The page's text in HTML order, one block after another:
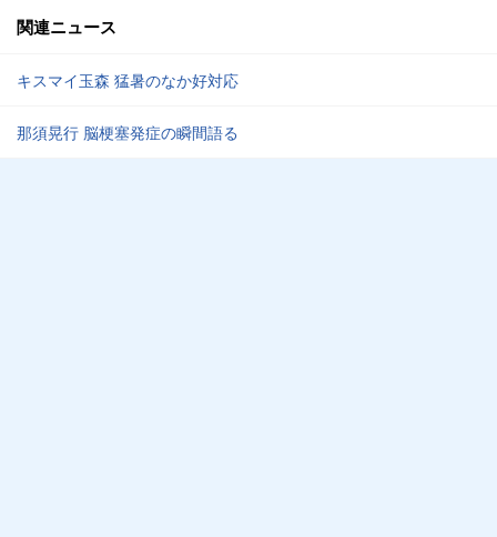
関連ニュース
キスマイ玉森 猛暑のなか好対応
那須晃行 脳梗塞発症の瞬間語る